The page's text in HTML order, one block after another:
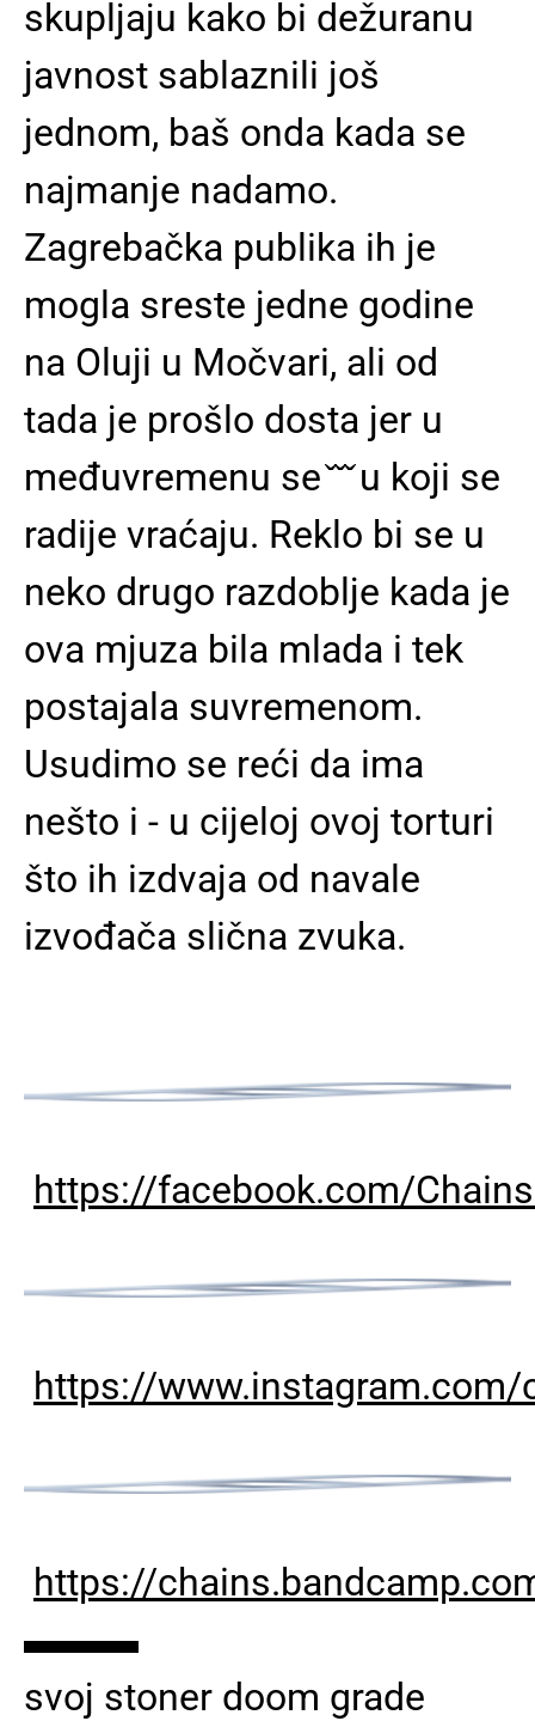
skupljaju kako bi dežuranu
javnost sablaznili još
jednom, baš onda kada se
najmanje nadamo.
Zagrebačka publika ih je
mogla sreste jedne godine
na Oluji u Močvari, ali od
tada je prošlo dosta jer u
međuvremenu se ̌ ̌ ̌ u koji se
radije vraćaju. Reklo bi se u
neko drugo razdoblje kada je
ova mjuza bila mlada i tek
postajala suvremenom.
Usudimo se reći da ima
nešto i - u cijeloj ovoj torturi
što ih izdvaja od navale
izvođača slična zvuka.
https://facebook.com/
https://www.instagram.com/
https://
▬▬▬
svoj stoner doom grade